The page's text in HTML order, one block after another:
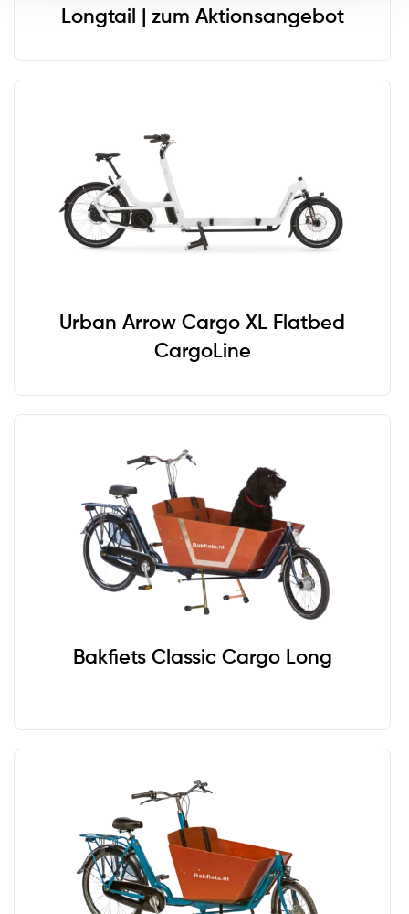
Longtail | zum Aktionsangebot
Urban Arrow Cargo XL Flatbed
CargoLine
Bakfiets Classic Cargo Long